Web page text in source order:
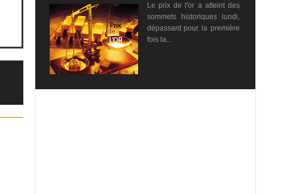
Le prix de l'or a atteint des
sommets historiques lundi,
dépassant pour la première
fois la...